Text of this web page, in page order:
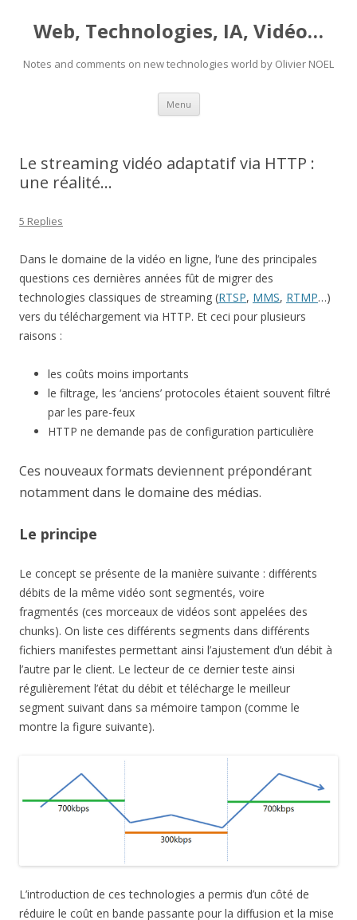
Web, Technologies, IA, Vidéo…
Notes and comments on new technologies world by Olivier NOEL
Menu Skip
content
Le streaming vidéo adaptatif via HTTP :
une réalité…
5 Replies
Dans le domaine de la vidéo en ligne, l’une des principales
questions ces dernières années fût de migrer des
technologies classiques de streaming (RTSP, MMS, RTMP…)
vers du téléchargement via HTTP. Et ceci pour plusieurs
raisons :
les coûts moins importants
le filtrage, les ‘anciens’ protocoles étaient souvent filtré
par les pare-feux
HTTP ne demande pas de configuration particulière
Ces nouveaux formats deviennent prépondérant
notamment dans le domaine des médias.
Le principe
Le concept se présente de la manière suivante : différents
débits de la même vidéo sont segmentés, voire
fragmentés (ces morceaux de vidéos sont appelées des
chunks). On liste ces différents segments dans différents
fichiers manifestes permettant ainsi l’ajustement d’un débit à
l’autre par le client. Le lecteur de ce dernier teste ainsi
régulièrement l’état du débit et télécharge le meilleur
segment suivant dans sa mémoire tampon (comme le
montre la figure suivante).
L’introduction de ces technologies a permis d’un côté de
réduire le coût en bande passante pour la diffusion et la mise